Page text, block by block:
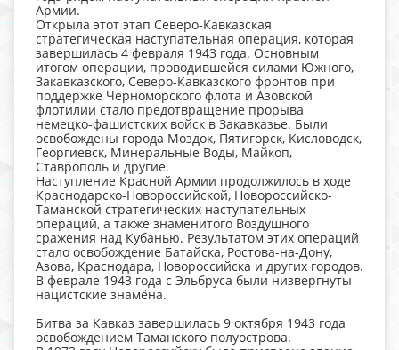
Армии.
Открыла этот этап Северо-Кавказская
стратегическая наступательная операция, которая
завершилась 4 февраля 1943 года. Основным
итогом операции, проводившейся силами Южного,
Закавказского, Северо-Кавказского фронтов при
поддержке Черноморского флота и Азовской
флотилии стало предотвращение прорыва
немецко-фашистских войск в Закавказье. Были
освобождены города Моздок, Пятигорск, Кисловодск,
Георгиевск, Минеральные Воды, Майкоп,
Ставрополь и другие.
Наступление Красной Армии продолжилось в ходе
Краснодарско-Новороссийской, Новороссийско-
Таманской стратегических наступательных
операций, а также знаменитого Воздушного
сражения над Кубанью. Результатом этих операций
стало освобождение Батайска, Ростова-на-Дону,
Азова, Краснодара, Новороссийска и других городов.
В феврале 1943 года с Эльбруса были низвергнуты
нацистские знамёна.
Битва за Кавказ завершилась 9 октября 1943 года
освобождением Таманского полуострова.